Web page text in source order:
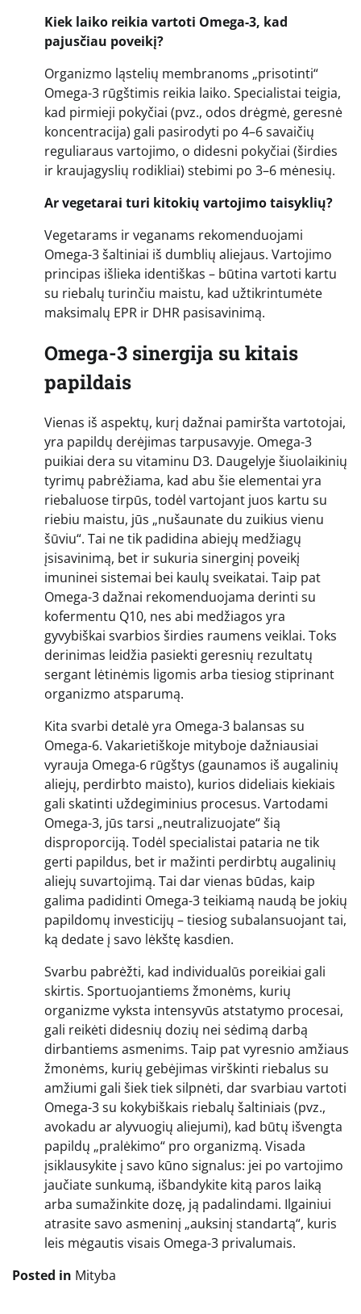
Kiek laiko reikia vartoti Omega-3, kad
pajusčiau poveikį?
Organizmo ląstelių membranoms „prisotinti“
Omega-3 rūgštimis reikia laiko. Specialistai teigia,
kad pirmieji pokyčiai (pvz., odos drėgmė, geresnė
koncentracija) gali pasirodyti po 4–6 savaičių
reguliaraus vartojimo, o didesni pokyčiai (širdies
ir kraujagyslių rodikliai) stebimi po 3–6 mėnesių.
Ar vegetarai turi kitokių vartojimo taisyklių?
Vegetarams ir veganams rekomenduojami
Omega-3 šaltiniai iš dumblių aliejaus. Vartojimo
principas išlieka identiškas – būtina vartoti kartu
su riebalų turinčiu maistu, kad užtikrintumėte
maksimalų EPR ir DHR pasisavinimą.
Omega-3 sinergija su kitais
papildais
Vienas iš aspektų, kurį dažnai pamiršta vartotojai,
yra papildų derėjimas tarpusavyje. Omega-3
puikiai dera su vitaminu D3. Daugelyje šiuolaikinių
tyrimų pabrėžiama, kad abu šie elementai yra
riebaluose tirpūs, todėl vartojant juos kartu su
riebiu maistu, jūs „nušaunate du zuikius vienu
šūviu“. Tai ne tik padidina abiejų medžiagų
įsisavinimą, bet ir sukuria sinerginį poveikį
imuninei sistemai bei kaulų sveikatai. Taip pat
Omega-3 dažnai rekomenduojama derinti su
kofermentu Q10, nes abi medžiagos yra
gyvybiškai svarbios širdies raumens veiklai. Toks
derinimas leidžia pasiekti geresnių rezultatų
sergant lėtinėmis ligomis arba tiesiog stiprinant
organizmo atsparumą.
Kita svarbi detalė yra Omega-3 balansas su
Omega-6. Vakarietiškoje mityboje dažniausiai
vyrauja Omega-6 rūgštys (gaunamos iš augalinių
aliejų, perdirbto maisto), kurios dideliais kiekiais
gali skatinti uždegiminius procesus. Vartodami
Omega-3, jūs tarsi „neutralizuojate“ šią
disproporciją. Todėl specialistai pataria ne tik
gerti papildus, bet ir mažinti perdirbtų augalinių
aliejų suvartojimą. Tai dar vienas būdas, kaip
galima padidinti Omega-3 teikiamą naudą be jokių
papildomų investicijų – tiesiog subalansuojant tai,
ką dedate į savo lėkštę kasdien.
Svarbu pabrėžti, kad individualūs poreikiai gali
skirtis. Sportuojantiems žmonėms, kurių
organizme vyksta intensyvūs atstatymo procesai,
gali reikėti didesnių dozių nei sėdimą darbą
dirbantiems asmenims. Taip pat vyresnio amžiaus
žmonėms, kurių gebėjimas virškinti riebalus su
amžiumi gali šiek tiek silpnėti, dar svarbiau vartoti
Omega-3 su kokybiškais riebalų šaltiniais (pvz.,
avokadu ar alyvuogių aliejumi), kad būtų išvengta
papildų „pralėkimo“ pro organizmą. Visada
įsiklausykite į savo kūno signalus: jei po vartojimo
jaučiate sunkumą, išbandykite kitą paros laiką
arba sumažinkite dozę, ją padalindami. Ilgainiui
atrasite savo asmeninį „auksinį standartą“, kuris
leis mėgautis visais Omega-3 privalumais.
Posted in Mityba